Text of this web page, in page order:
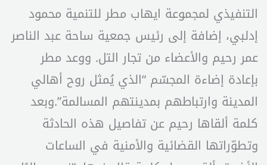
التنفيذي لمجموعة ايهاب مطر للتنمية محمود
إدلبي، إضافة إلى رئيس جمعية ساحة عبد الناصر
عمر رحيم والأعضاء من تجار التل. ووعد مطر
بإعادة إضاءة المجسّم “الذي يُمثل روح أهالي
المدينة وارتباطهم بمدينتهم المسالمة”.وبعد
كلمة ألقاها رحيم عن تفاصيل هذه الحادثة
وتطوّراتها القضائية والأمنية في الساعات